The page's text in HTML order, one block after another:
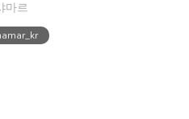
마르